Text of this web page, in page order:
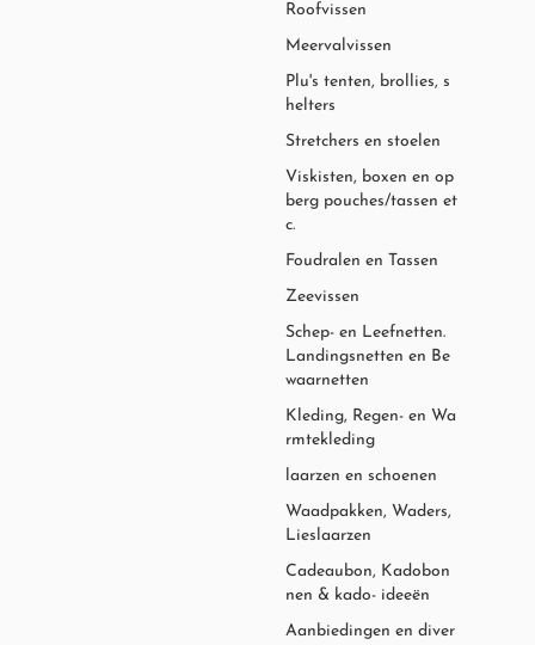
Roofvissen
Meervalvissen
Plu's tenten, brollies, s
helters
Stretchers en stoelen
Viskisten, boxen en op
berg pouches/tassen et
c.
Foudralen en Tassen
Zeevissen
Schep- en Leefnetten.
Landingsnetten en Be
waarnetten
Kleding, Regen- en Wa
rmtekleding
laarzen en schoenen
Waadpakken, Waders,
Lieslaarzen
Cadeaubon, Kadobon
nen & kado- ideeën
Aanbiedingen en diver